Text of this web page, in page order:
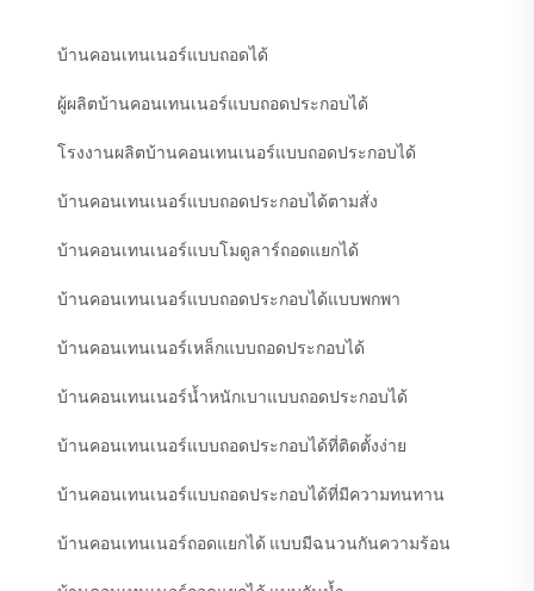
บ้านคอนเทนเนอร์แบบถอดได้
ผู้ผลิตบ้านคอนเทนเนอร์แบบถอดประกอบได้
โรงงานผลิตบ้านคอนเทนเนอร์แบบถอดประกอบได้
บ้านคอนเทนเนอร์แบบถอดประกอบได้ตามสั่ง
บ้านคอนเทนเนอร์แบบโมดูลาร์ถอดแยกได้
บ้านคอนเทนเนอร์แบบถอดประกอบได้แบบพกพา
บ้านคอนเทนเนอร์เหล็กแบบถอดประกอบได้
บ้านคอนเทนเนอร์น้ำหนักเบาแบบถอดประกอบได้
บ้านคอนเทนเนอร์แบบถอดประกอบได้ที่ติดตั้งง่าย
บ้านคอนเทนเนอร์แบบถอดประกอบได้ที่มีความทนทาน
บ้านคอนเทนเนอร์ถอดแยกได้ แบบมีฉนวนกันความร้อน